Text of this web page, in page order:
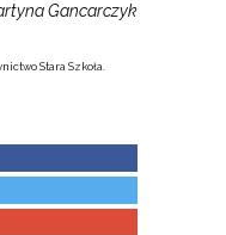
Gancarczyk
Stara Szkoła.